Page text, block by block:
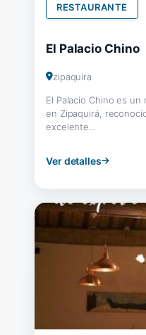
RESTAURANTE
El Palacio Chino
zipaquira
El Palacio Chino es
en Zipaquirá,
excelente...
Ver detalles